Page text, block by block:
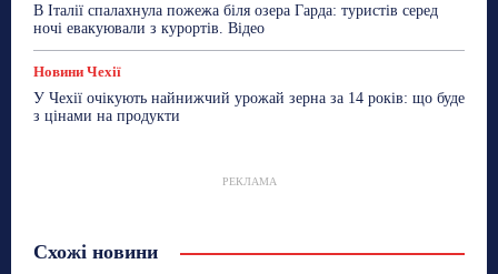
В Італії спалахнула пожежа біля озера Гарда: туристів серед
ночі евакуювали з курортів. Відео
Новини Чехії
У Чехії очікують найнижчий урожай зерна за 14 років: що буде
з цінами на продукти
РЕКЛАМА
Схожі новини